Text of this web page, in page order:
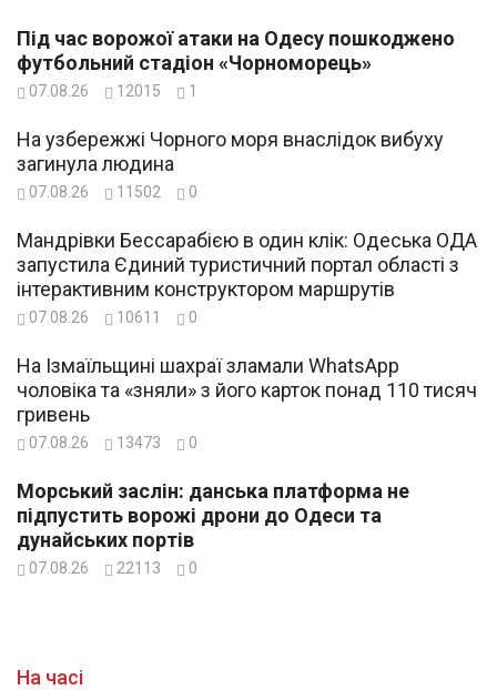
Під час ворожої атаки на Одесу пошкоджено
футбольний стадіон «Чорноморець»
07.08.26 12015 1
На узбережжі Чорного моря внаслідок вибуху
загинула людина
07.08.26 11502 0
Мандрівки Бессарабією в один клік: Одеська ОДА
запустила Єдиний туристичний портал області з
інтерактивним конструктором маршрутів
07.08.26 10611 0
На Ізмаїльщині шахраї зламали WhatsApp
чоловіка та «зняли» з його карток понад 110 тисяч
гривень
07.08.26 13473 0
Морський заслін: данська платформа не
підпустить ворожі дрони до Одеси та
дунайських портів
07.08.26 22113 0
На часі